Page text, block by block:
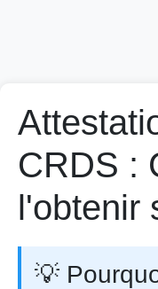
CRDS :
l'obtenir
💡